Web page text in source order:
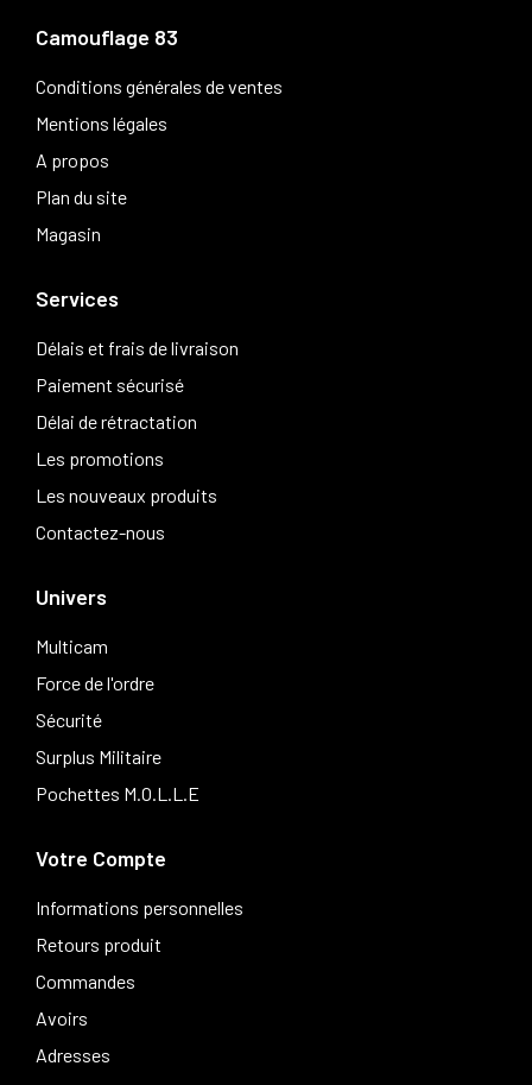
Camouflage 83
Conditions générales de ventes
Mentions légales
A propos
Plan du site
Magasin
Services
Délais et frais de livraison
Paiement sécurisé
Délai de rétractation
Les promotions
Les nouveaux produits
Contactez-nous
Univers
Multicam
Force de l'ordre
Sécurité
Surplus Militaire
Pochettes M.O.L.L.E
Votre Compte
Informations personnelles
Retours produit
Commandes
Avoirs
Adresses